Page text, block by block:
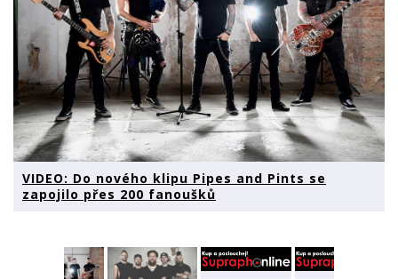
VIDEO: Do nového klipu Pipes and Pints se
zapojilo přes 200 fanoušků